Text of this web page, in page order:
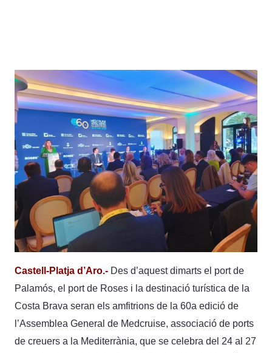
Castell-Platja d’Aro.- Des d’aquest dimarts el port de
Palamós, el port de Roses i la destinació turística de la
Costa Brava seran els amfitrions de la 60a edició de
l’Assemblea General de Medcruise, associació de ports
de creuers a la Mediterrània, que se celebra del 24 al 27